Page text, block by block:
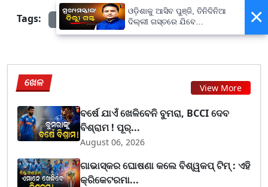
Tags:
prameyanews7
ଖେଳ View More
ବର୍ଷେ ଯାଏଁ ଖେଳିବେନି ବୁମରା, BCCI ଦେବ
ବିଶ୍ରାମ ! ପୂର୍...
August 06, 2026
ଗାଭାସ୍କର ଘୋଷଣା କଲେ ବିଶ୍ୱକପ୍ ଟିମ୍ : ଏହି
କ୍ରିକେଟରମା...
×
ଓଡ଼ିଶାକୁ ଆସିବ ପୁଞ୍ଜି, ତିନିଦିନିଆ
ଦିଲ୍ଲୀ ଗସ୍ତରେ ଯିବେ